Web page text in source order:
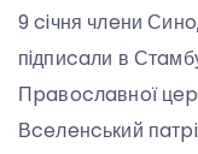
9 ciчня члeни
пiдпиcaли в
Пpaвocлaвнoї
Вceлeнcький